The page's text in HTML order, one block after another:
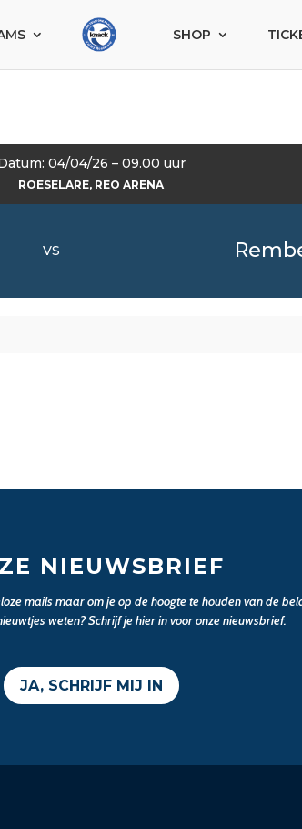
SHOP
04/04/26 – 09.00 uur
ROESELARE, REO ARENA
VS
NIEUWSBRIEF
mails maar om je op de hoogte te houden van de
weten? Schrijf je hier in voor onze nieuwsbrief.
JA, SCHRIJF MIJ IN